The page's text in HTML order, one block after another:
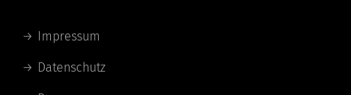
Impressum
Datenschutz